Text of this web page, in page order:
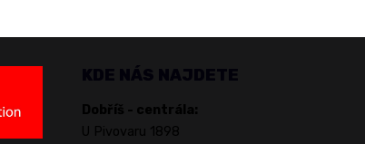
KDE NÁS NAJDETE
Dobříš - centrála:
U Pivovaru 1898